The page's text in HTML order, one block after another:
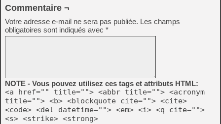
Commentaire ¬
Votre adresse e-mail ne sera pas publiée. Les champs
obligatoires sont indiqués avec *
NOTE - Vous pouvez utilisez ces tags et attributs HTML:
<a href="" title=""> <abbr title=""> <acronym
title=""> <b> <blockquote cite=""> <cite>
<code> <del datetime=""> <em> <i> <q cite="">
<s> <strike> <strong>